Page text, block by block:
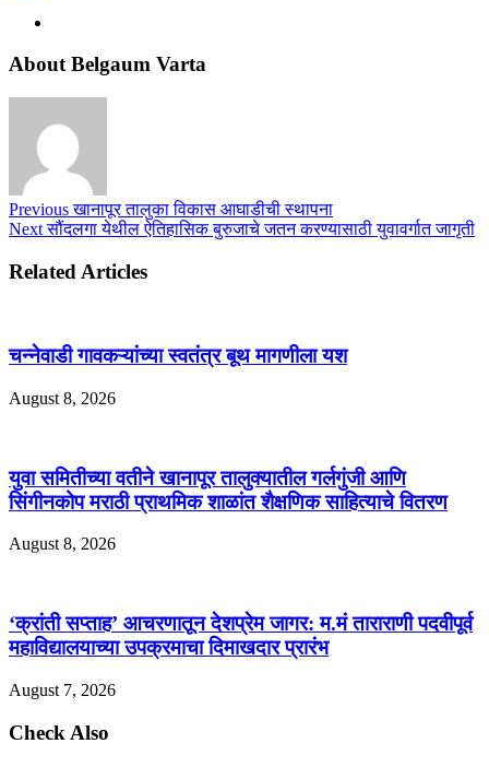
About Belgaum Varta
Previousखानापूर तालुका विकास आघाडीची स्थापना
Nextसौंदलगा येथील ऐतिहासिक बुरुजाचे जतन करण्यासाठी युवावर्गात जागृती
Related Articles
चन्नेवाडी गावकऱ्यांच्या स्वतंत्र बूथ मागणीला यश
August 8, 2026
युवा समितीच्या वतीने खानापूर तालुक्यातील गर्लगुंजी आणि
सिंगीनकोप मराठी प्राथमिक शाळांत शैक्षणिक साहित्याचे वितरण
August 8, 2026
‘क्रांती सप्ताह’ आचरणातून देशप्रेम जागर: म.मं ताराराणी पदवीपूर्व
महाविद्यालयाच्या उपक्रमाचा दिमाखदार प्रारंभ
August 7, 2026
Check Also